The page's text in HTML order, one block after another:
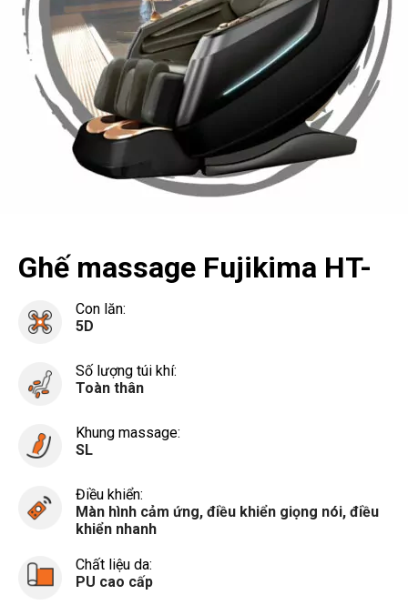
Ghế massage Fujikima HT-
404
Con lăn:
5D
Số lượng túi khí:
Toàn thân
Khung massage:
SL
Điều khiển:
Màn hình cảm ứng, điều khiển giọng nói, điều
khiển nhanh
Chất liệu da:
PU cao cấp